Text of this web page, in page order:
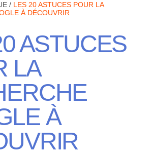
/ LES 20 ASTUCES POUR LA
À DÉCOUVRIR
ASTUCES
LA
À